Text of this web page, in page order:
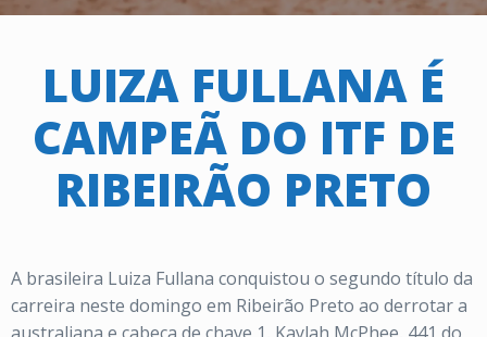
LUIZA FULLANA É
CAMPEÃ DO ITF DE
RIBEIRÃO PRETO
A brasileira Luiza Fullana conquistou o segundo título da
carreira neste domingo em Ribeirão Preto ao derrotar a